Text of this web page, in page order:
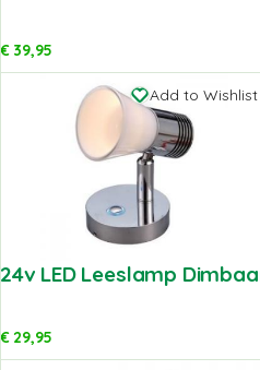
€39,95
Add to Wishlist
24v LED Leeslamp
€29,95